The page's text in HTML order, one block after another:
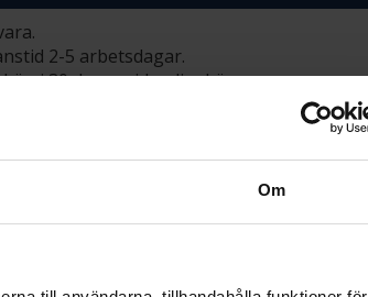
Om
2-5 arbetsdagar.
i 30 dagar vid onlineköp.
CA (MM)
10
Hallbergs Guld